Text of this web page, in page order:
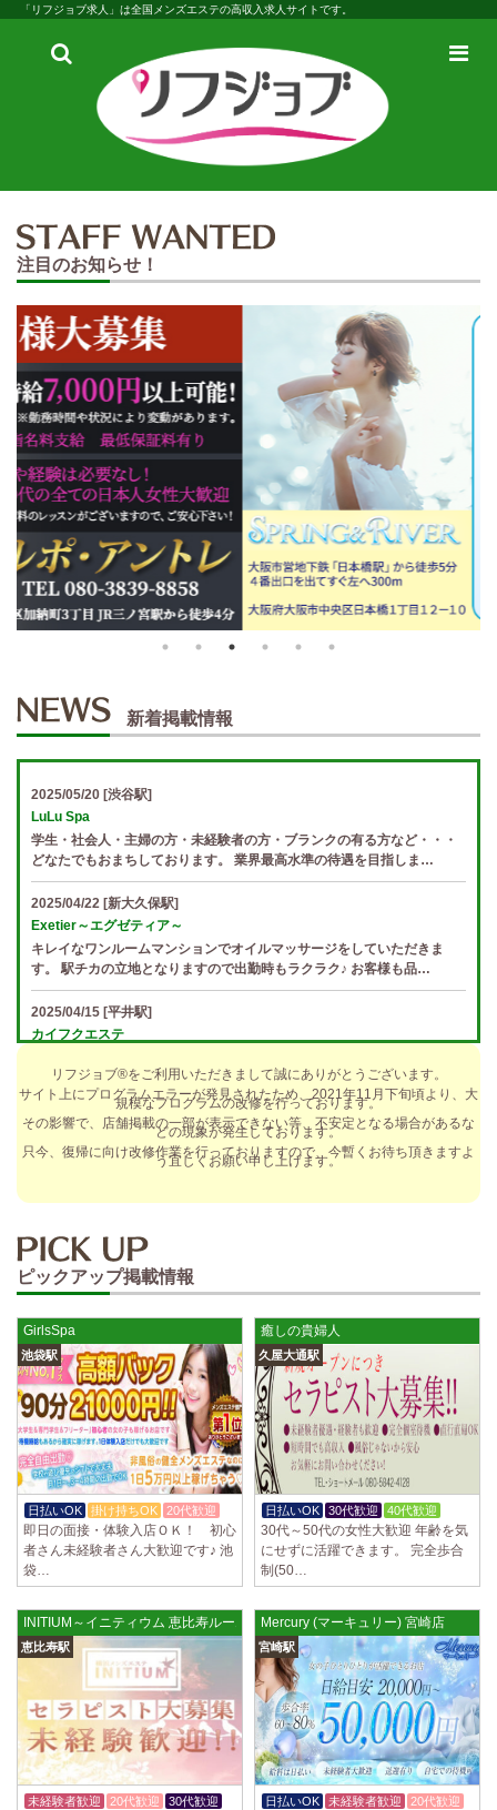
「リフジョブ求人」は全国メンズエステの高収入求人サイトです。
検
メ
注目のお知らせ！
新着掲載情報
2025/05/20 [渋谷駅]
LuLu Spa
学生・社会人・主婦の方・未経験者の方・ブランクの有る方など・・・
どなたでもおまちしております。 業界最高水準の待遇を目指しま…
2025/04/22 [新大久保駅]
Exetier～エグゼティア～
キレイなワンルームマンションでオイルマッサージをしていただきま
す。 駅チカの立地となりますので出勤時もラクラク♪ お客様も品…
2025/04/15 [平井駅]
カイフクエステ
り♪ 日給5万円以上可！人によっては10万円も★ 全額日払い＆…
2025/04/14
[小倉駅]
The Ritz cache (ザ リッツ カシェ)
歩合率・RANK昇格制度 給与保証・アリバイ対策・送迎など、 快適なお
sirena (シレーナ) 春日井ルーム
制服あり、ノルマ、罰金なし 高額報酬が稼げるだけでなく、高待遇や手
厚い福利厚生を完備しております！ぜひご活用ください♪ 指名…
2025/04/12
sirena (シレーナ) 錦ルーム
制服あり、ノルマ、罰金なし 高額報酬が稼げるだけでなく、高待遇や手
厚い福利厚生を完備しております！ぜひご活用ください♪ 指名…
2025/04/09[藤が丘駅]
sirena (シレーナ) 名東ルーム
制服あり、ノルマ、罰金なし 高額報酬が稼げるだけでなく、高待遇や手
厚い福利厚生を完備しております！ぜひご活用ください♪ 指名…
2025/04/08[勝川駅]
Cat’s (キャッツ)
間内でいつでも可能。 交通費支給あり 一緒に働いてくださ…
2025/04/05[日本橋駅]
Aroma de Banana (あろばな)
オープンにつきセラピスト大募集！！ 求人探しに苦労されている貴方様
に朗報です！ 当店では講習制度を徹底しています。 セクハラ…
2025/04/04
[吉祥寺駅]
LoveCHU (ラブチュ) 吉祥寺ルーム
リフジョブ®をご利用いただきまして誠にありがとうございます。
サイト上にプログラムエラーが発見されたため、2021年11月下旬頃より、大
規模なプログラムの改修を行っております。
その影響で、店舗掲載の一部が表示できない等、不安定となる場合があるな
どの現象が発生しております。
只今、復帰に向け改修作業を行っておりますので、今暫くお待ち頂きますよ
う宜しくお願い申し上げます。
ピックアップ掲載情報
GirlsSpa
池袋駅
日払いOK 掛け持ちOK 20代歓迎
即日の面接・体験入店ＯＫ！ 初心
者さん未経験者さん大歓迎です♪ 池
袋…
癒しの貴婦人
久屋大通駅
日払いOK 30代歓迎 40代歓迎
30代～50代の女性大歓迎 年齢を気
にせずに活躍できます。 完全歩合
制(50…
INITIUM～イニティウム 恵比寿ルーム
恵比寿駅
未経験者歓迎 20代歓迎 30代歓迎
Mercury (マーキュリー) 宮崎店
宮崎駅
日払いOK 未経験者歓迎
20代歓迎